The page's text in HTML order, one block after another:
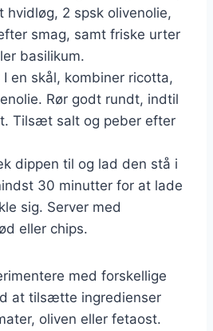
hvidløg, 2 spsk olivenolie,
smag, samt friske urter
basilikum.
I en skål, kombiner ricotta,
Rør godt rundt, indtil
Tilsæt salt og peber efter
dippen til og lad den stå i
30 minutter for at lade
sig. Server med
eller chips.
med forskellige
at tilsætte ingredienser
oliven eller fetaost.